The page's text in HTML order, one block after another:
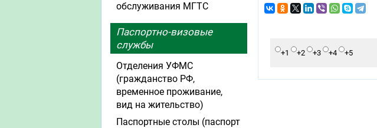
+1 +2 +3 +4 +5
обслуживания МГТС
Паспортно-визовые
службы
Отделения УФМС
(гражданство РФ,
временное проживание,
вид на жительство)
Паспортные столы (паспорт